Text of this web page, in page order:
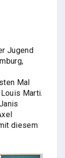
Jugend
Mal
Marti.
diesem